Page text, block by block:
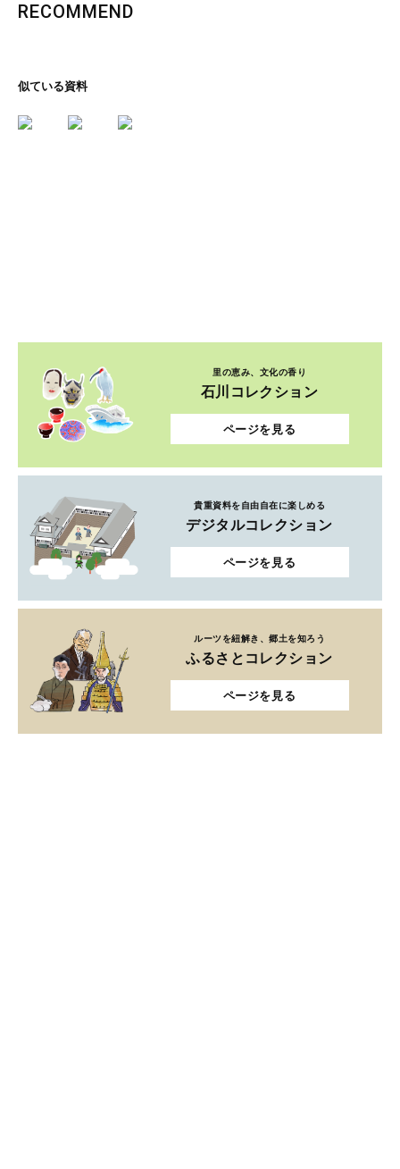
RECOMMEND
似ている資料
里の恵み、文化の香り
石川コレクション
ページを見る
貴重資料を自由自在に楽しめる
デジタルコレクション
ページを見る
ルーツを紐解き、郷土を知ろう
ふるさとコレクション
ページを見る